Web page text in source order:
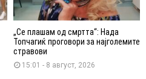
„Се плашам од смртта“: Нада
Топчагиќ проговори за најголемите
стравови
15:01 - 8 август, 2026